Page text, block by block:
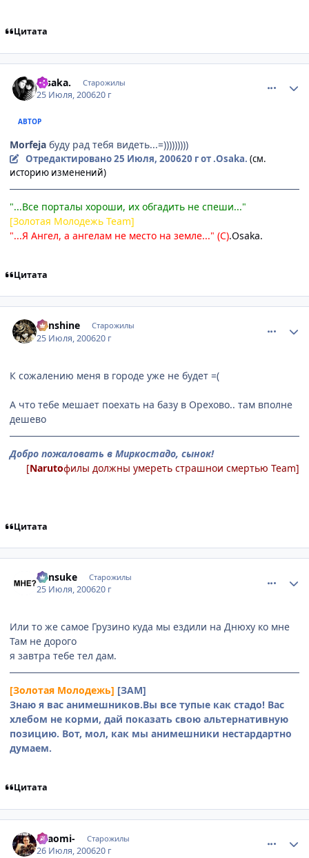
Цитата
.Osakа. Старожилы
25 Июля, 200620 г
АВТОР
Morfeja буду рад тебя видеть...=)))))))))
Отредактировано25 Июля, 200620 гот .Osakа. (см.
историю изменений)
"...Все порталы хороши, их обгадить не спеши..."
[Золотая Молодежь Team]
"...Я Ангел, а ангелам не место на земле..." (С).Osaka.
Цитата
Sunshine Старожилы
25 Июля, 200620 г
К сожалению меня в городе уже не будет =(
А что тебе мешает поехать на базу в Орехово.. там вполне
дешево
Добро пожаловать в Миркостадо, сынок!
[Narutoфилы должны умереть страшнои смертью Team]
Цитата
Kensuke Старожилы
25 Июля, 200620 г
Или то же самое Грузино куда мы ездили на Днюху ко мне
Там не дорого
я завтра тебе тел дам.
[Золотая Молодежь] [ЗАМ]
Знаю я вас анимешников.Вы все тупые как стадо! Вас
хлебом не корми, дай показать свою альтернативную
позицию. Вот, мол, как мы анимешники нестардартно
думаем.
Цитата
-Naomi- Старожилы
26 Июля, 200620 г